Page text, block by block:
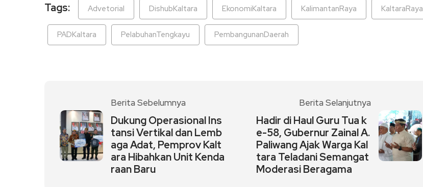
Tags: Advetorial DishubKaltara EkonomiKaltara KalimantanRaya KaltaraRaya
PADKaltara PelabuhanTengkayu PembangunanDaerah
Berita Sebelumnya
Dukung Operasional Ins
tansi Vertikal dan Lemb
aga Adat, Pemprov Kalt
ara Hibahkan Unit Kenda
raan Baru
Berita Selanjutnya
Hadir di Haul Guru Tua k
e-58, Gubernur Zainal A.
Paliwang Ajak Warga Kal
tara Teladani Semangat
Moderasi Beragama